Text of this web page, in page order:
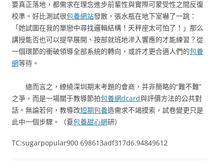
要真正落地，都需求在理念進步前輩性與實際可蒙受性之間反復
校準。好比測試很包養網站發散，張水瓶在地下室嚇了一跳：
「她試圖在我的單戀中尋找邏輯結構！天秤座太可怕了！」那么
講授能否也可以提早展開、按部就班地滲入響應的才能練習？從
一個環節的衝破領導全部系統的轉向，或許才更合適人們的包養
網等待。
總而言之，繚繞深圳期末考題的會商，并非簡略的“難不難”
之爭，而是一場關于教導節拍包養網dcard與評價方法的公共對
話。無論若何，教導改短期包養造需求不竭摸索，試卷變更只是
此中一個步驟。（夏包養甜心網研）
TC:sugarpopular900 698613adf317d6.94849612